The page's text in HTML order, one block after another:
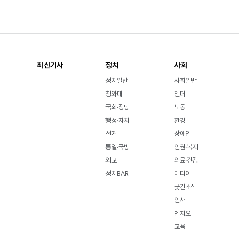
최신기사 정치
정치일반
청와대
국회·정당
행정·자치
선거
통일·국방
외교
정치BAR
사회
사회일반
젠더
노동
환경
장애인
인권·복지
의료·건강
미디어
궂긴소식
인사
엔지오
교육